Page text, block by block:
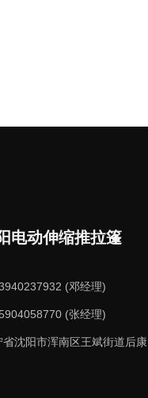
电动伸缩推拉篷
(邓经理)
(张经理)
省沈阳市浑南区王斌街道后康